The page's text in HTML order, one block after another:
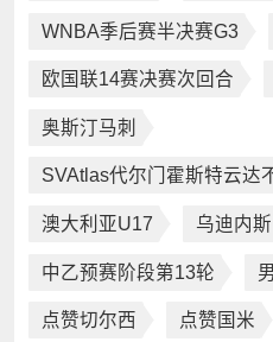
WNBA季后赛半决赛G3
欧国联14赛决赛次回合
奥斯汀马刺
SVAtlas代尔门霍斯特云达
澳大利亚U17 乌迪内斯
中乙预赛阶段第13轮
点赞切尔西 点赞国米